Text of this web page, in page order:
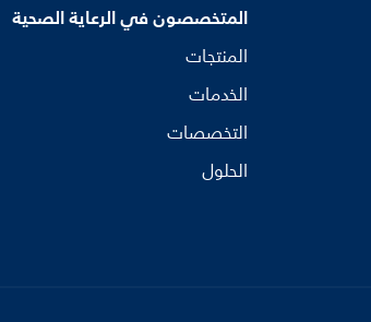
المتخصصون في الرعاية الصحية
المنتجات
الخدمات
التخصصات
الحلول